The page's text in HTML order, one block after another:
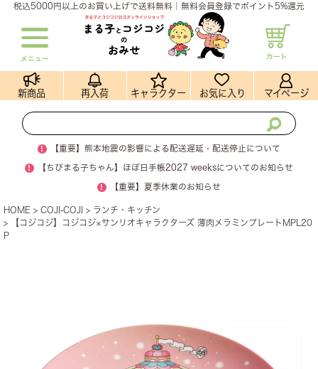
税込5000円以上のお買い上げで送料無料｜無料会員登録でポイント5%還元
メニュー カート
新商品 再入荷 キャラクター お気に入り マイページ
! 【重要】熊本地震の影響による配送遅延・配送停止について
! 【ちびまる子ちゃん】ほぼ日手帳2027 weeksについてのお知らせ
! 【重要】夏季休業のお知らせ
HOME COJI-COJI
ランチ・キッチン
【コジコジ】コジコジ×サンリオキャラクターズ 薄肉メラミンプレートMPL20
P